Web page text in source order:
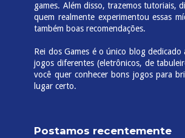
games. Além disso, trazemos tutoriais,
quem realmente experimentou essas
também boas recomendações.
Rei dos Games é o único blog
jogos diferentes (eletrônicos, de
você quer conhecer bons jogos para
lugar certo.
Postamos recentemente